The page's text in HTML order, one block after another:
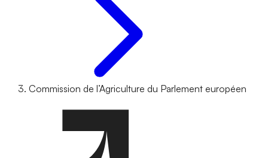
Commission de l’Agriculture du Parlement européen